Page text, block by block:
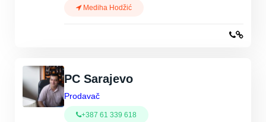
Mediha Hodžić
PC Sarajevo
Prodavač
+387 61 339 618